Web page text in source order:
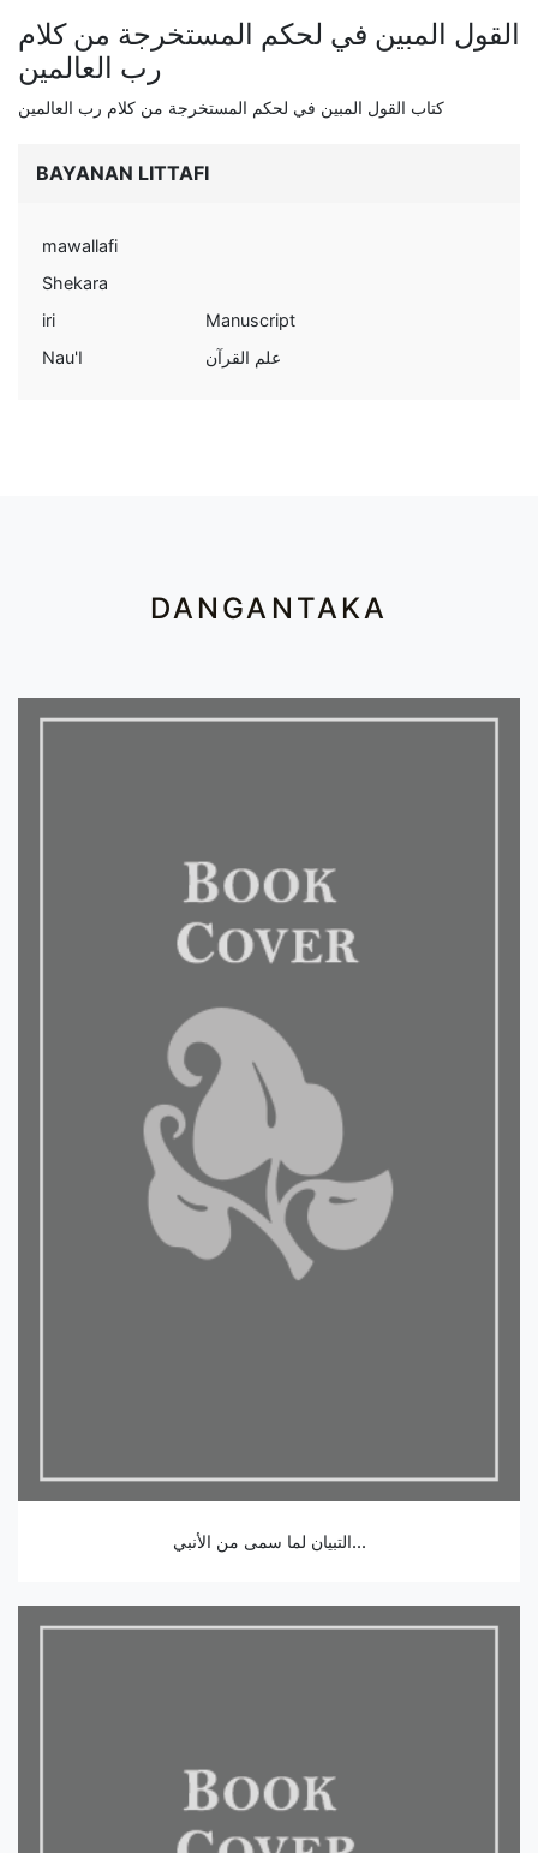
القول المبين في لحكم المستخرجة من كلام
رب العالمين
كتاب القول المبين في لحكم المستخرجة من كلام رب العالمين
BAYANAN LITTAFI
mawallafi
Shekara
iri
Manuscript
Nau'I
علم القرآن
DANGANTAKA
التبيان لما سمى من الأنبي...